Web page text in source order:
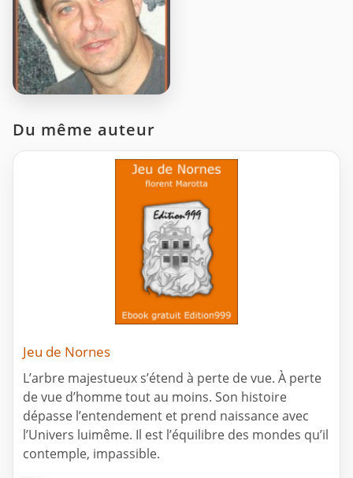
Du même auteur
Jeu de Nornes
L’arbre majestueux s’étend à perte de vue. À perte
de vue d’homme tout au moins. Son histoire
dépasse l’entendement et prend naissance avec
l’Univers luimême. Il est l’équilibre des mondes qu’il
contemple, impassible.